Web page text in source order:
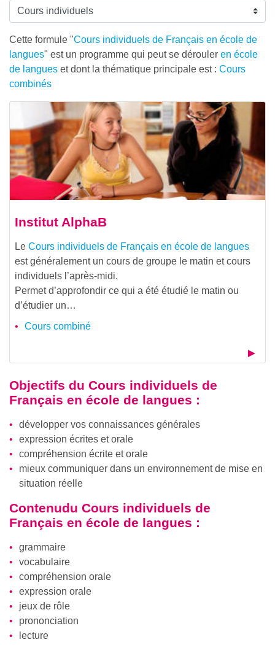
Cette formule "Cours individuels de Français en école de
langues" est un programme qui peut se dérouler en école
de langues et dont la thématique principale est : Cours
combinés
Institut AlphaB
Le Cours individuels de Français en école de langues
est généralement un cours de groupe le matin et cours
individuels l’après-midi.
Permet d’approfondir ce qui a été étudié le matin ou
d’étudier un…
Cours combiné
Objectifs du Cours individuels de
Français en école de langues :
développer vos connaissances générales
expression écrites et orale
compréhension écrite et orale
mieux communiquer dans un environnement de mise en
situation réelle
Contenudu Cours individuels de
Français en école de langues :
grammaire
vocabulaire
compréhension orale
expression orale
jeux de rôle
prononciation
lecture